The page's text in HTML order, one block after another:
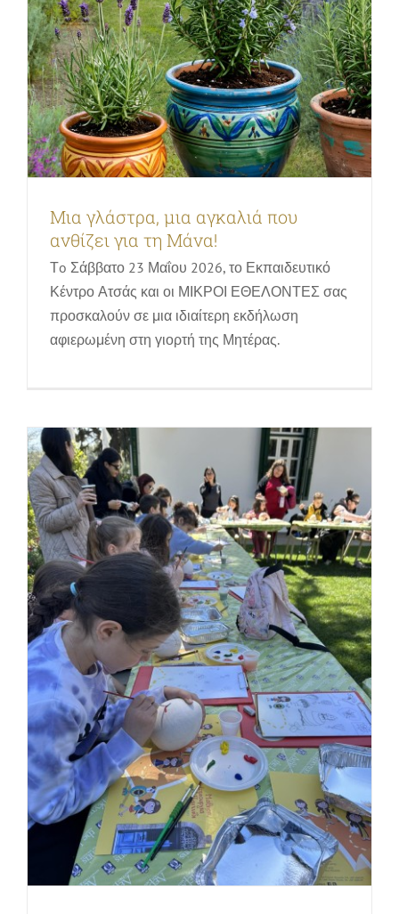
Μια γλάστρα, μια αγκαλιά που
ανθίζει για τη Μάνα!
Τo Σάββατο 23 Μαΐου 2026, το Εκπαιδευτικό
Κέντρο Ατσάς και οι ΜΙΚΡΟΙ ΕΘΕΛΟΝΤΕΣ σας
προσκαλούν σε μια ιδιαίτερη εκδήλωση
αφιερωμένη στη γιορτή της Μητέρας.
Ένα αυγό κεραμικό… για το Πάσχα
επιτυχία στις 12 Απριλίου 2025
Εκπαιδευτικά προγράμματα, δραστηριότητες &
ξεναγήσεις στον βοτανικό κήπο | Οικογένειες & Παιδιά